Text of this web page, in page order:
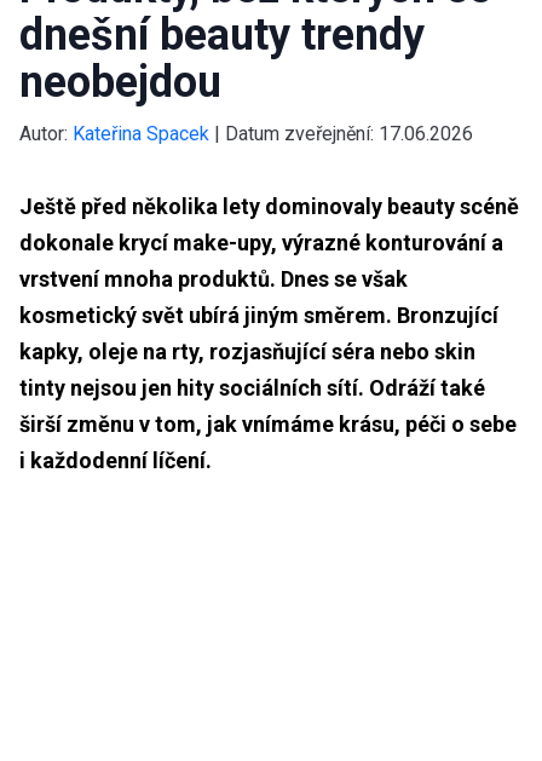
dnešní beauty trendy
neobejdou
Autor: Kateřina Spacek | Datum zveřejnění: 17.06.2026
Ještě před několika lety dominovaly beauty scéně
dokonale krycí make-upy, výrazné konturování a
vrstvení mnoha produktů. Dnes se však
kosmetický svět ubírá jiným směrem. Bronzující
kapky, oleje na rty, rozjasňující séra nebo skin
tinty nejsou jen hity sociálních sítí. Odráží také
širší změnu v tom, jak vnímáme krásu, péči o sebe
i každodenní líčení.